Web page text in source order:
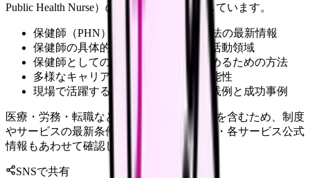
Public Health Nurse）の役割と需要が拡大しています。
保健師（PHN）の資格概要と取得方法の最新情報
保健師の具体的な業務内容と多様な活動領域
保健師としての専門性を効果的に高めるための方法
多様なキャリアパスと将来展望の可能性
現場で活躍する保健師の具体的な実践例と成功事例
医療・労務・転職など判断に影響する内容を含むため、制度
やサービスの最新条件は公的機関・勤務先・各サービス公式
情報もあわせて確認してください。
SNSで共有